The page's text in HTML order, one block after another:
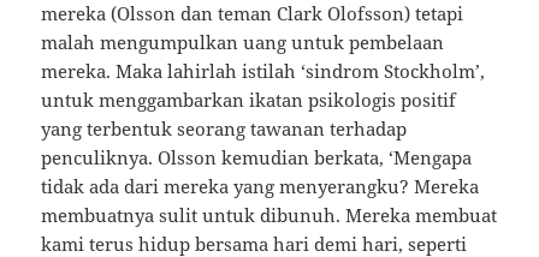
mereka (Olsson dan teman Clark Olofsson) tetapi
malah mengumpulkan uang untuk pembelaan
mereka. Maka lahirlah istilah ‘sindrom Stockholm’,
untuk menggambarkan ikatan psikologis positif
yang terbentuk seorang tawanan terhadap
penculiknya. Olsson kemudian berkata, ‘Mengapa
tidak ada dari mereka yang menyerangku? Mereka
membuatnya sulit untuk dibunuh. Mereka membuat
kami terus hidup bersama hari demi hari, seperti